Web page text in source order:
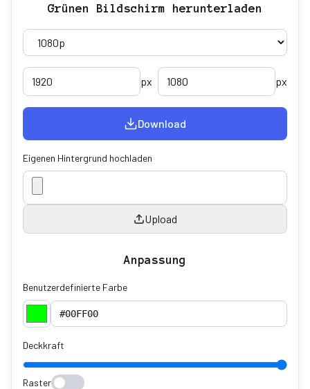
Grünen Bildschirm herunterladen
px px
Download
Eigenen Hintergrund hochladen
Upload
Anpassung
Benutzerdefinierte Farbe
Deckkraft
Raster